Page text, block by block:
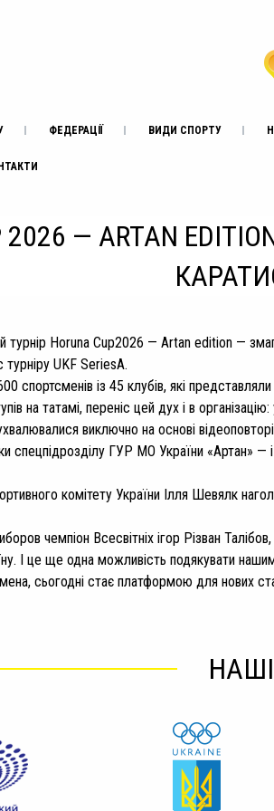
ФЕДЕРАЦІЇ ВИДИ СПОРТУ
2026 — ARTAN
турнір Horuna Cup2026 — Artan edition —
UKF SeriesA.
спортсменів із 45 клубів, які
на татамі, переніс цей дух і в
виключно на основі
спецпідрозділу ГУР МО України «Артан»
комітету України Ілля Шевялк
чемпіон Всесвітніх ігор Різван
І це ще одна можливість подякувати
сьогодні стає платформою для нових